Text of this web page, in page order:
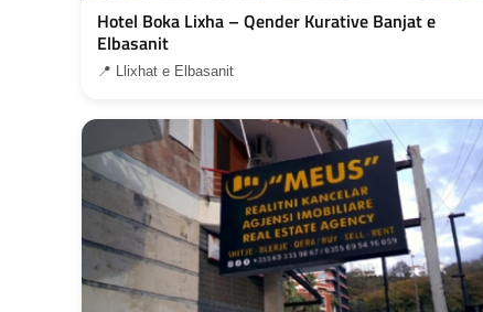
Hotel Boka Lixha – Qender Kurative Banjat e
Elbasanit
📍 Llixhat e Elbasanit